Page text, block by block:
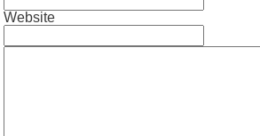
Website